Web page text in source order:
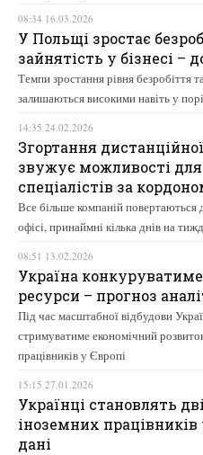
08:34 16.03.2026
У Польщі зростає
зайнятість у бізнесі –
Темпи зростання рівня безробіття
залишаються високими навіть у
14:35 24.02.2026
Згортання
звужує можливості
спеціалістів за
Все більше компаній
офісі, принаймні кілька днів на
08:51 13.02.2026
Україна
ресурси – прогноз
Під час масштабної відбудови
стримуватиме економічний
працівників у Європі
15:15 27.01.2026
Українці становлять
іноземних
дані